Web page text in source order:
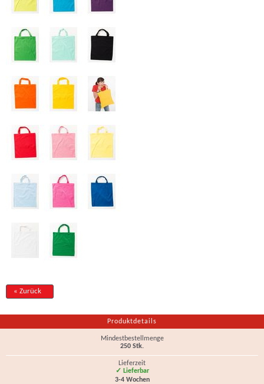
« Zurück
Produktdetails
Mindestbestellmenge
250 Stk.
Lieferzeit
✓ Lieferbar
3-4 Wochen